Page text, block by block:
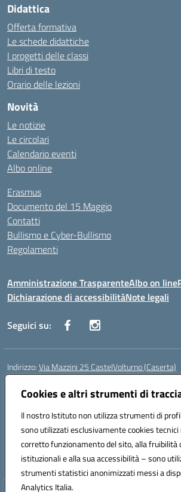
Cookies e altri strumenti di
Il nostro Istituto non utilizza strumenti di
sono utilizzati esclusivamente cookies
corretto funzionamento del sito, alla fruibilità
istituzionali e alla sua accessibilità – sono
strumenti statistici anonimizzati messi a
Analytics Italia.
Didattica
Offerta formativa
Le schede didattiche
I progetti delle classi
Libri di testo
Orario delle lezioni
Novità
Le notizie
Le circolari
Calendario eventi
Albo online
Erasmus
Documento del 15 Maggio
Contatti
Bullismo e Cyber-Bullismo
Regolamenti
Amministrazione TrasparenteAlbo on line
Dichiarazione di accessibilitàNote legali
Seguici su:
Indirizzo:Via Mazzini 25 CastelVolturno (Caserta)
Centralino:
Posta elettronica certificata (PEC):
Codice fiscale: 93063510619
Codice meccanografico:CEIS014005
Codice Indice delle Pubbliche Amministrazioni
Codice unico di fatturazione (CUF): UOU8EW